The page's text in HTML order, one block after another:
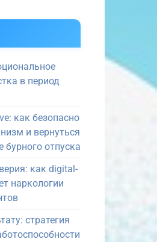
в период
как безопасно
и вернуться
бурного отпуска
как digital-
наркологии
стратегия